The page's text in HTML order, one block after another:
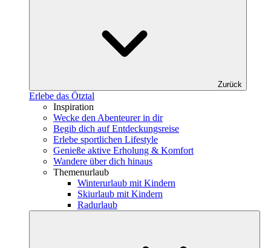
Zurück
Erlebe das Ötztal
Inspiration
Wecke den Abenteurer in dir
Begib dich auf Entdeckungsreise
Erlebe sportlichen Lifestyle
Genieße aktive Erholung & Komfort
Wandere über dich hinaus
Themenurlaub
Winterurlaub mit Kindern
Skiurlaub mit Kindern
Radurlaub